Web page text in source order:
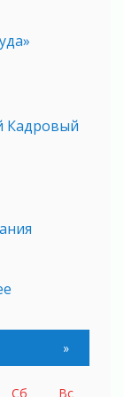
Кадровый
»
Сб
Вс